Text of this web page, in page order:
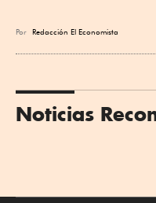
Por Redacción El Economista
Noticias